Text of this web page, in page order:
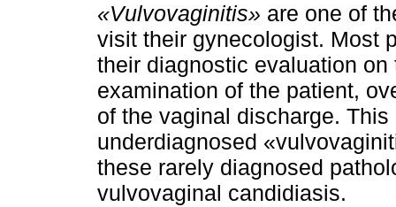
«Vulvovaginitis» are one of
visit their gynecologist. Most
their diagnostic evaluation
examination of the patient,
of the vaginal discharge.
underdiagnosed
these rarely diagnosed
vulvovaginal candidiasis.